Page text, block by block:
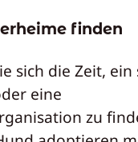
finden
sich die Zeit, ein
eine
zu